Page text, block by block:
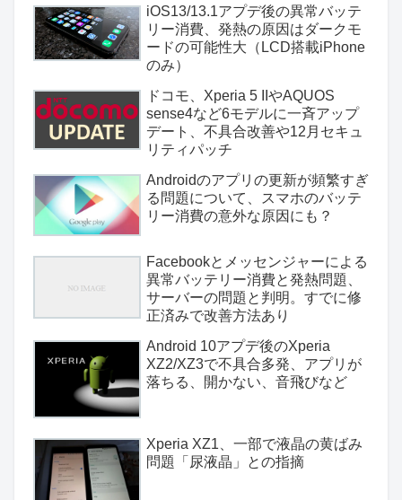
iOS13/13.1アプデ後の異常バッテ
リー消費、発熱の原因はダークモ
ードの可能性大（LCD搭載iPhone
のみ）
ドコモ、Xperia 5 IIやAQUOS
sense4など6モデルに一斉アップ
デート、不具合改善や12月セキュ
リティパッチ
Androidのアプリの更新が頻繁すぎ
る問題について、スマホのバッテ
リー消費の意外な原因にも？
Facebookとメッセンジャーによる
異常バッテリー消費と発熱問題、
サーバーの問題と判明。すでに修
正済みで改善方法あり
Android 10アプデ後のXperia
XZ2/XZ3で不具合多発、アプリが
落ちる、開かない、音飛びなど
Xperia XZ1、一部で液晶の黄ばみ
問題「尿液晶」との指摘